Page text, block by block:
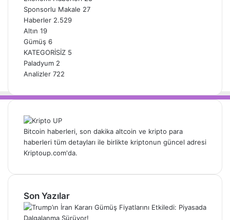
Sponsorlu Makale 27
Haberler 2.529
Altın 19
Gümüş 6
KATEGORİSİZ 5
Paladyum 2
Analizler 722
Bitcoin haberleri, son dakika altcoin ve kripto para
haberleri tüm detayları ile birlikte kriptonun güncel adresi
Kriptoup.com'da.
Son Yazılar